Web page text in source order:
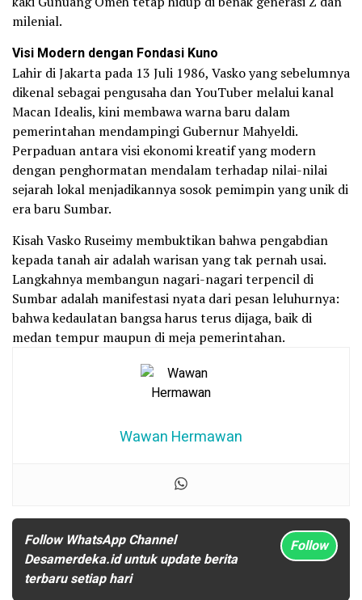
milenial.
Visi Modern dengan Fondasi Kuno
Lahir di Jakarta pada 13 Juli 1986, Vasko yang sebelumnya
dikenal sebagai pengusaha dan YouTuber melalui kanal
Macan Idealis, kini membawa warna baru dalam
pemerintahan mendampingi Gubernur Mahyeldi.
Perpaduan antara visi ekonomi kreatif yang modern
dengan penghormatan mendalam terhadap nilai-nilai
sejarah lokal menjadikannya sosok pemimpin yang unik di
era baru Sumbar.
Kisah Vasko Ruseimy membuktikan bahwa pengabdian
kepada tanah air adalah warisan yang tak pernah usai.
Langkahnya membangun nagari-nagari terpencil di
Sumbar adalah manifestasi nyata dari pesan leluhurnya:
bahwa kedaulatan bangsa harus terus dijaga, baik di
medan tempur maupun di meja pemerintahan.
Wawan Hermawan
Follow WhatsApp Channel
Desamerdeka.id untuk update berita
terbaru setiap hari
Follow